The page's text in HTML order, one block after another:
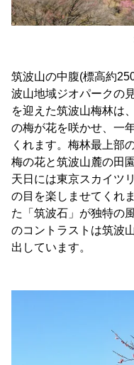
筑波山の中腹(標高約
波山地域ジオパークの
を迎えた筑波山梅林は
の梅が花を咲かせ、一
くれます。梅林最上部
梅の花と筑波山麓の田
天日には東京スカイツ
の目を楽しませてくれ
た「筑波石」が独特の
のコントラストは筑波
出しています。